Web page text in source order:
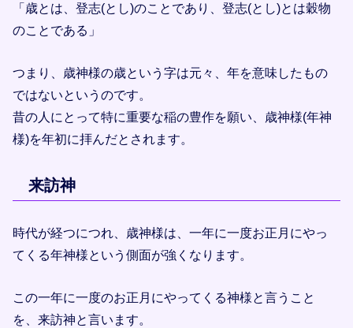
「歳とは、登志(とし)のことであり、登志(とし)とは穀物
のことである」
つまり、歳神様の歳という字は元々、年を意味したもの
ではないというのです。
昔の人にとって特に重要な稲の豊作を願い、歳神様(年神
様)を年初に拝んだとされます。
来訪神
時代が経つにつれ、歳神様は、一年に一度お正月にやっ
てくる年神様という側面が強くなります。
この一年に一度のお正月にやってくる神様と言うこと
を、来訪神と言います。